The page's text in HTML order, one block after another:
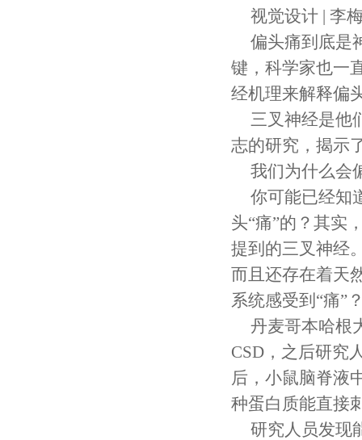
视觉设计 | 李
偏头痛到底是
键，科学家也一
经机理来解释偏
三叉神经是他
志的研究，揭示
我们为什么会
你可能已经知
头“痛”的？其实
提到的三叉神经
而且还存在着天
系统感受到“痛”
丹麦哥本哈根
CSD，之后研究
后，小鼠脑脊液
种蛋白质能直接
研究人员发现